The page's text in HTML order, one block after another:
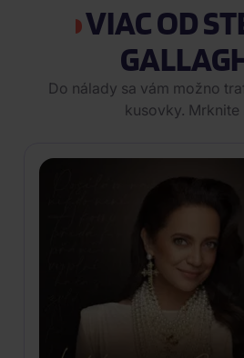
VIAC OD
Do nálady sa vám možno
kusovky. Mrknite